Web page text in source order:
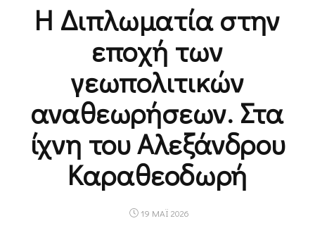
Η Διπλωματία στην
εποχή των
γεωπολιτικών
αναθεωρήσεων. Στα
ίχνη του Αλεξάνδρου
Καραθεοδωρή
19 ΜΑΪ 2026